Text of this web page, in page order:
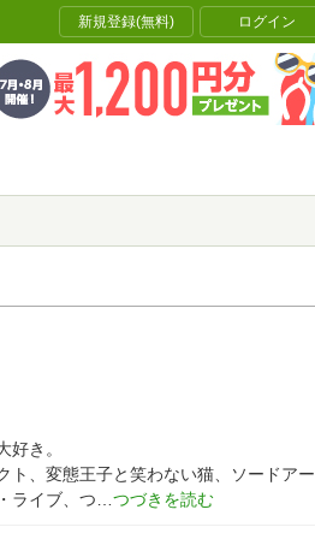
新規登録(無料) ログイン
き。
ト、変態王子と笑わない猫、ソードアー
ライブ、つ